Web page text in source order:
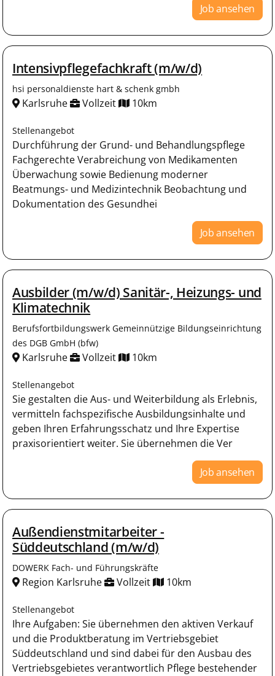
Job ansehen
Intensivpflegefachkraft (m/w/d)
hsi personaldienste hart & schenk gmbh
Karlsruhe Vollzeit 10km
Stellenangebot
Durchführung der Grund- und Behandlungspflege
Fachgerechte Verabreichung von Medikamenten
Überwachung sowie Bedienung moderner
Beatmungs- und Medizintechnik Beobachtung und
Dokumentation des Gesundhei
Job ansehen
Ausbilder (m/w/d) Sanitär-, Heizungs- und
Klimatechnik
Berufsfortbildungswerk Gemeinnützige Bildungseinrichtung
des DGB GmbH (bfw)
Karlsruhe Vollzeit 10km
Stellenangebot
Sie gestalten die Aus- und Weiterbildung als Erlebnis,
vermitteln fachspezifische Ausbildungsinhalte und
geben Ihren Erfahrungsschatz und Ihre Expertise
praxisorientiert weiter. Sie übernehmen die Ver
Job ansehen
Außendienstmitarbeiter -
Süddeutschland (m/w/d)
DOWERK Fach- und Führungskräfte
Region Karlsruhe Vollzeit 10km
Stellenangebot
Ihre Aufgaben: Sie übernehmen den aktiven Verkauf
und die Produktberatung im Vertriebsgebiet
Süddeutschland und sind dabei für den Ausbau des
Vertriebsgebietes verantwortlich Pflege bestehender